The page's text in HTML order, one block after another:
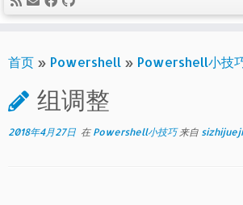
首页 » Powershell » Powershell小技
组调整
2018年4月27日 在 Powershell小技巧来自